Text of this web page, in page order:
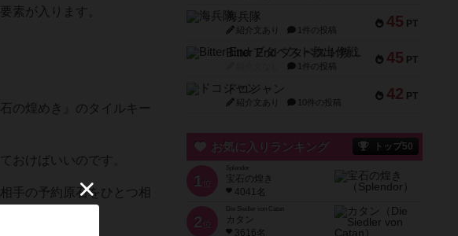
素が入ります。
の煌めき』のタイルキー
おけばいいのです。
手の予約原石をひとつ相
45 PT
海兵隊
紹介文あり 1件の投稿
45 PT
Bitter End ブタペスト救出作戦
1件の投稿
42 PT
ドコジャン
紹介文あり 10件の投稿
お気に入りランキング トップ50
1 位
宝石の煌き
4041名
2 位
Die Siedler von Catan
カタン
3616名